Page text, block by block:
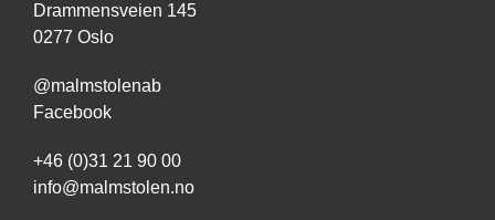
Drammensveien 145
0277 Oslo
@malmstolenab
Facebook
+46 (0)31 21 90 00
info@malmstolen.no